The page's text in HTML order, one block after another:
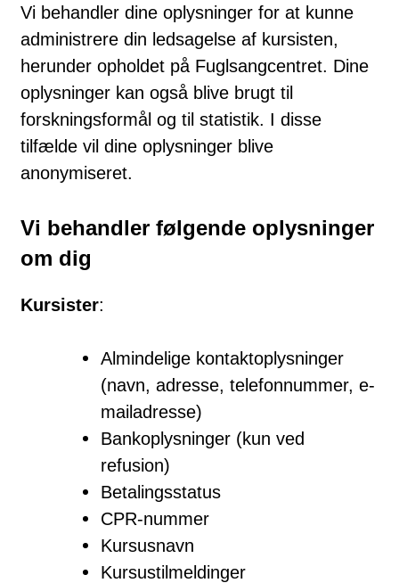
Vi behandler dine oplysninger for at kunne
administrere din ledsagelse af kursisten,
herunder opholdet på Fuglsangcentret. Dine
oplysninger kan også blive brugt til
forskningsformål og til statistik. I disse
tilfælde vil dine oplysninger blive
anonymiseret.
Vi behandler følgende oplysninger
om dig
Kursister:
Almindelige kontaktoplysninger
(navn, adresse, telefonnummer, e-
mailadresse)
Bankoplysninger (kun ved
refusion)
Betalingsstatus
CPR-nummer
Kursusnavn
Kursustilmeldinger